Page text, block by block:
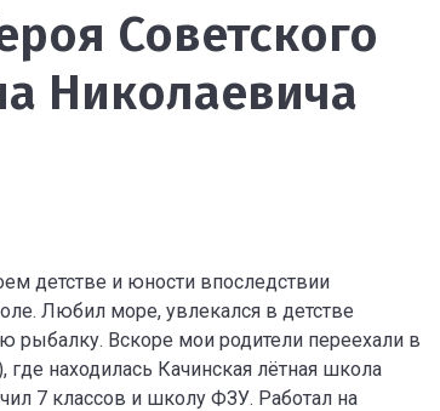
Советского
Николаевича
детстве и юности впоследствии
Любил море, увлекался в детстве
рыбалку. Вскоре мои родители переехали в
находилась Качинская лётная школа
7 классов и школу ФЗУ. Работал на